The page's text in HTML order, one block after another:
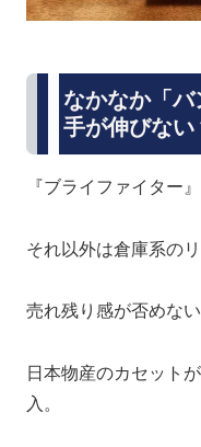
なかなか「
手が伸びない
『ブライファイター
それ以外は倉庫系の
売れ残り感が否めな
日本物産のカセット
入。